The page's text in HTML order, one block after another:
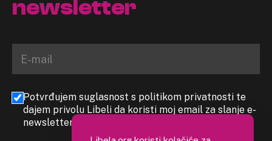
newsletter
Potvrđujem suglasnost s politikom privatnosti te
dajem privolu Libeli da koristi moj email za slanje e-
newslettera